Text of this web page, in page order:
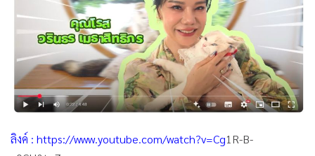
ลิงค์ : https://www.youtube.com/watch?v=Cg1R-B-